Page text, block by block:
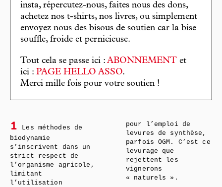
insta, répercutez-nous, faites nous des dons,
achetez nos t-shirts, nos livres, ou simplement
envoyez nous des bisous de soutien car la bise
souffle, froide et pernicieuse.
Tout cela se passe ici : ABONNEMENT et
ici : PAGE HELLO ASSO.
Merci mille fois pour votre soutien !
1
Les méthodes de
biodynamie
s’inscrivent dans un
strict respect de
l’organisme agricole,
limitant
l’utilisation
pour l’emploi de
levures de synthèse,
parfois OGM. C’est ce
levurage que
rejettent les
vignerons
« naturels ».